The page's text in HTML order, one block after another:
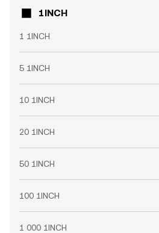
1INCH
1 1INCH
5 1INCH
10 1INCH
20 1INCH
50 1INCH
100 1INCH
1 000 1INCH